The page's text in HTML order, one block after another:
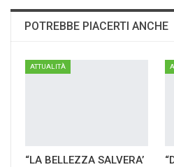
POTREBBE PIACERTI ANCHE
ATTUALITÀ
“LA BELLEZZA SALVERA’